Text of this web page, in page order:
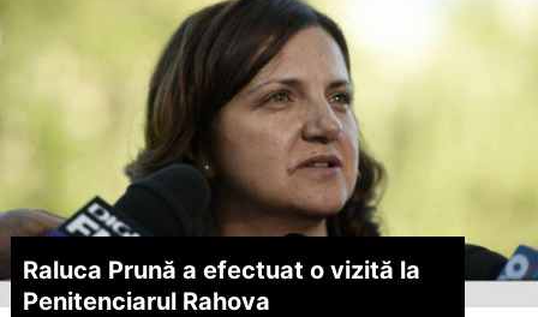
Raluca Prună a efectuat o vizită la
Penitenciarul Rahova